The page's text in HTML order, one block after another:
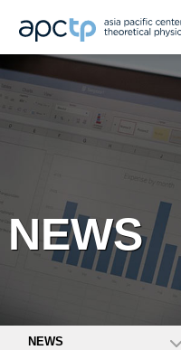
NEWS
NEWS